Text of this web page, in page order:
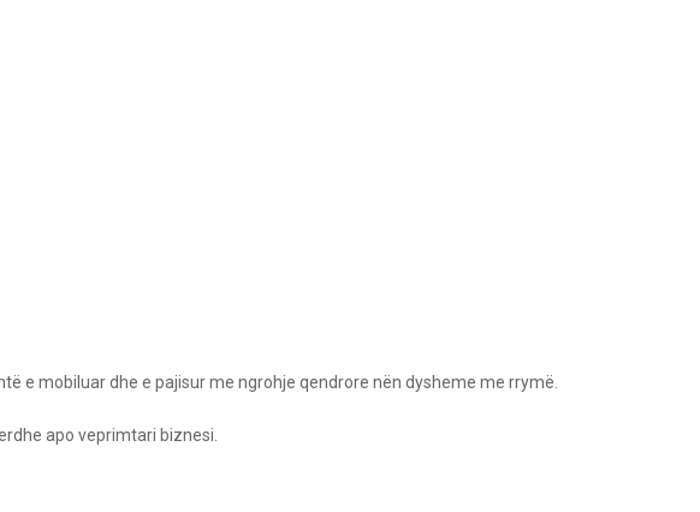
e mobiluar dhe e pajisur me ngrohje qendrore nën dysheme me rrymë.
apo veprimtari biznesi.